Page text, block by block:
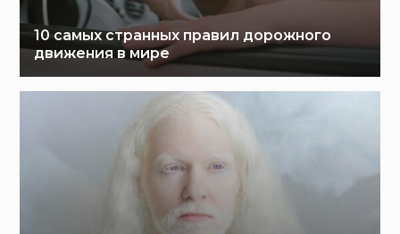
10 самых странных правил дорожного
движения в мире